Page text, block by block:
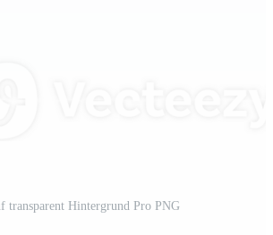
transparent Hintergrund Pro PNG